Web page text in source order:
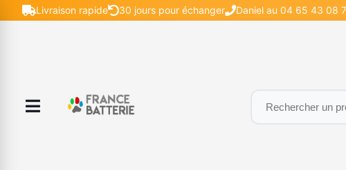
Livraison rapide 30 jours pour échanger Daniel au 04 65 43 08